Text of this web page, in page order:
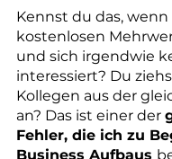
Kennst du das, wenn
kostenlosen
und sich irgendwie
interessiert? Du
Kollegen aus der
an? Das ist einer der
Fehler, die ich zu
Business Aufbaus